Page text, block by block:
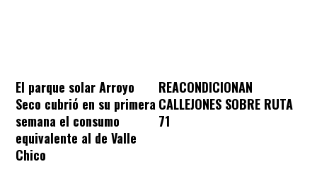
El parque solar Arroyo
Seco cubrió en su primera
semana el consumo
equivalente al de Valle
Chico
REACONDICIONAN
CALLEJONES SOBRE RUTA
71